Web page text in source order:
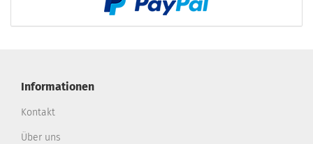
Informationen
Kontakt
Über uns